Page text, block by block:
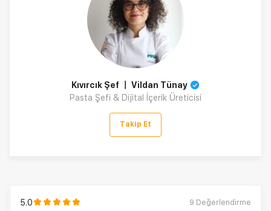
Kıvırcık Şef 〡 Vildan Tünay
Pasta Şefi & Dijital İçerik Üreticisi
Takip Et
5.0 9 Değerlendirme